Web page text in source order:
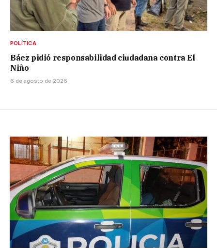
POLÍTICA
Báez pidió responsabilidad ciudadana contra El
Niño
6 de agosto de 2026